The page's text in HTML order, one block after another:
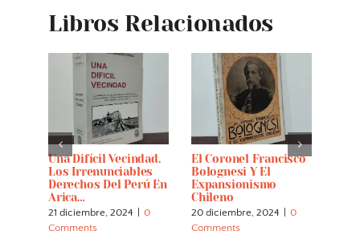
Libros Relacionados
Una Difícil Vecindad.
Los Irrenunciables
Derechos Del Perú En
Arica…
21 diciembre, 2024
0
Comments
El Coronel Francisco
Bolognesi Y El
Expansionismo
Chileno
20 diciembre, 2024
0
Comments